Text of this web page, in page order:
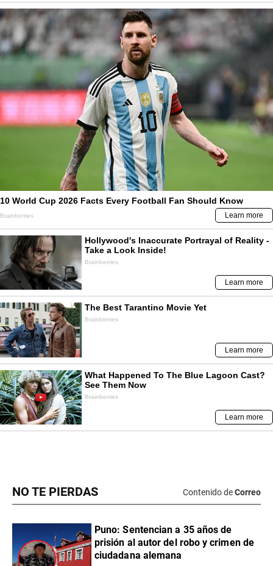
NO TE PIERDAS Contenido deCorreo
Puno: Sentencian a 35 años de
prisión al autor del robo y crimen de
ciudadana alemana